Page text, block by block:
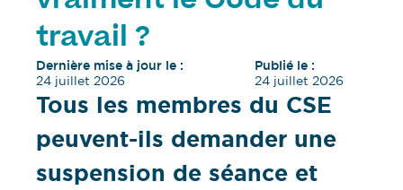
travail ?
Dernière mise à jour le :
24 juillet 2026
Publié le :
24 juillet 2026
Tous les membres du CSE
peuvent-ils demander une
suspension de séance et